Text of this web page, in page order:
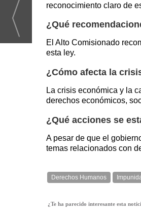
reconocimiento claro de
¿Qué
El Alto Comisionado
esta ley.
¿Cómo afecta la
La crisis económica y la
derechos económicos,
¿Qué acciones se
A pesar de que el
temas relacionados con
Derechos Humanos
¿Te ha parecido interesante esta